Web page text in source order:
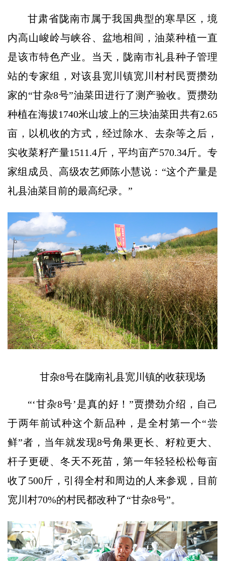
甘肃省陇南市属于我国典型的寒旱区，境
内高山峻岭与峡谷、盆地相间，油菜种植一直
是该市特色产业。当天，陇南市礼县种子管理
站的专家组，对该县宽川镇宽川村村民贾攒劲
家的“甘杂8号”油菜田进行了测产验收。贾攒劲
种植在海拔1740米山坡上的三块油菜田共有2.65
亩，以机收的方式，经过除水、去杂等之后，
实收菜籽产量1511.4斤，平均亩产570.34斤。专
家组成员、高级农艺师陈小慧说：“这个产量是
礼县油菜目前的最高纪录。”
甘杂8号在陇南礼县宽川镇的收获现场
“‘甘杂8号’是真的好！”贾攒劲介绍，自己
于两年前试种这个新品种，是全村第一个“尝
鲜”者，当年就发现8号角果更长、籽粒更大、
杆子更硬、冬天不死苗，第一年轻轻松松每亩
收了500斤，引得全村和周边的人来参观，目前
宽川村70%的村民都改种了“甘杂8号”。